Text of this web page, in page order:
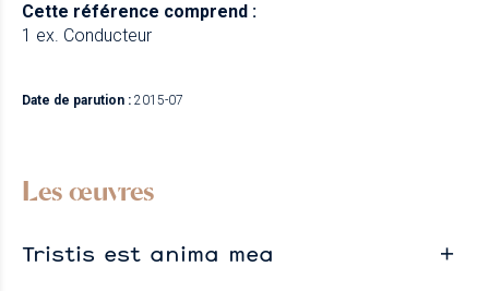
Cette référence comprend :
1 ex. Conducteur
Date de parution : 2015-07
Les œuvres
Tristis est anima mea